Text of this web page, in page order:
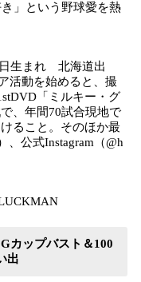
」という野球愛を熱
生まれ 北海道出
動を始めると、撮
「ミルキー・グ
、年間70試合現地で
ること。そのほか最
、公式Instagram（@h
ップバスト＆100
出